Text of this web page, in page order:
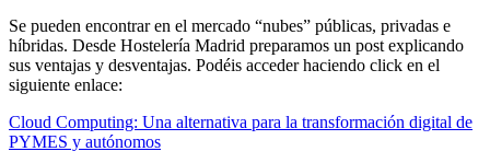
Se pueden encontrar en el mercado “nubes” públicas, privadas e
híbridas. Desde Hostelería Madrid preparamos un post explicando
sus ventajas y desventajas. Podéis acceder haciendo click en el
siguiente enlace:
Cloud Computing: Una alternativa para la transformación digital de
PYMES y autónomos